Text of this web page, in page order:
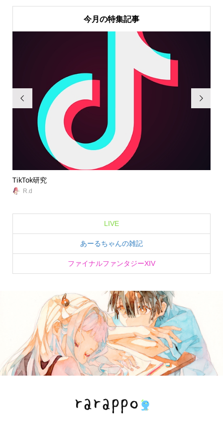
今月の特集記事

TikTok研究
R.d

LIVE
あーるちゃんの雑記
ファイナルファンタジーXIV